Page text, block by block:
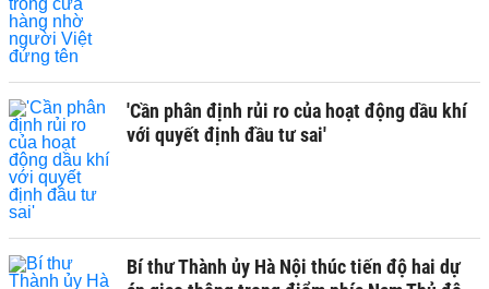
'Cần phân định rủi ro của hoạt động dầu khí
với quyết định đầu tư sai'
Bí thư Thành ủy Hà Nội thúc tiến độ hai dự